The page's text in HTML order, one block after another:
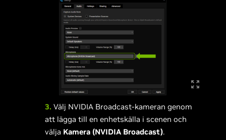
3.Välj NVIDIA Broadcast-kameran genom
att lägga till en enhetskälla i scenen och
välja Kamera (NVIDIA Broadcast).